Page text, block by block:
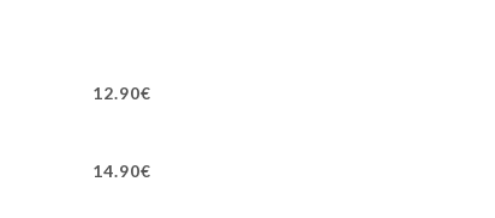
12.90€
14.90€